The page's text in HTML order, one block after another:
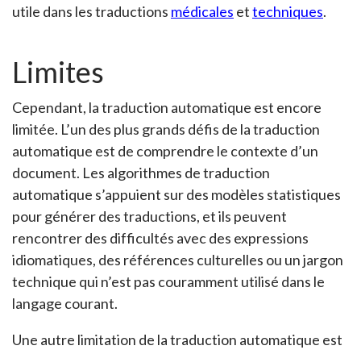
utile dans les traductions médicales ettechniques.
Limites
Cependant, la traduction automatique est encore
limitée. L’un des plus grands défis de la traduction
automatique est de comprendre le contexte d’un
document. Les algorithmes de traduction
automatique s’appuient sur des modèles statistiques
pour générer des traductions, et ils peuvent
rencontrer des difficultés avec des expressions
idiomatiques, des références culturelles ou un jargon
technique qui n’est pas couramment utilisé dans le
langage courant.
Une autre limitation de la traduction automatique est